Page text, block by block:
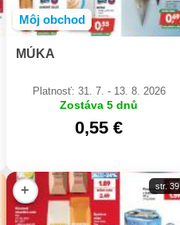
Môj obchod
MÚKA
Platnosť: 31. 7. - 13. 8. 2026
Zostáva 5 dnů
0,55 €
+ str. 39